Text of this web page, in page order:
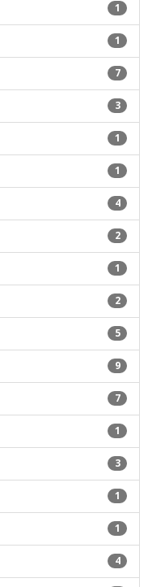
1
1
7
3
1
1
4
2
1
2
5
9
7
1
3
1
1
4